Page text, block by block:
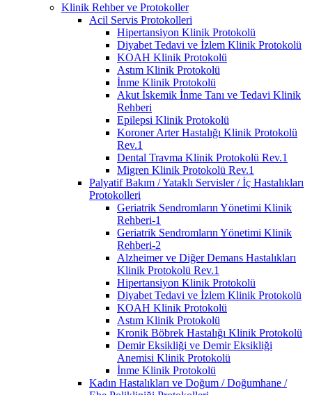
Klinik Rehber ve Protokoller
Acil Servis Protokolleri
Hipertansiyon Klinik Protokolü
Diyabet Tedavi ve İzlem Klinik Protokolü
KOAH Klinik Protokolü
Astım Klinik Protokolü
İnme Klinik Protokolü
Akut İskemik İnme Tanı ve Tedavi Klinik
Rehberi
Epilepsi Klinik Protokolü
Koroner Arter Hastalığı Klinik Protokolü
Rev.1
Dental Travma Klinik Protokolü Rev.1
Migren Klinik Protokolü Rev.1
Palyatif Bakım / Yataklı Servisler / İç Hastalıkları
Protokolleri
Geriatrik Sendromların Yönetimi Klinik
Rehberi-1
Geriatrik Sendromların Yönetimi Klinik
Rehberi-2
Alzheimer ve Diğer Demans Hastalıkları
Klinik Protokolü Rev.1
Hipertansiyon Klinik Protokolü
Diyabet Tedavi ve İzlem Klinik Protokolü
KOAH Klinik Protokolü
Astım Klinik Protokolü
Kronik Böbrek Hastalığı Klinik Protokolü
Demir Eksikliği ve Demir Eksikliği
Anemisi Klinik Protokolü
İnme Klinik Protokolü
Kadın Hastalıkları ve Doğum / Doğumhane /